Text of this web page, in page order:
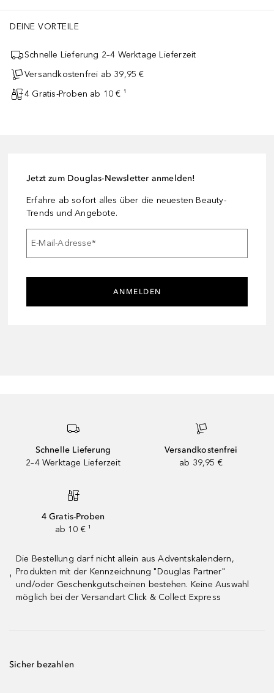
DEINE VORTEILE
Schnelle Lieferung 2–4 Werktage Lieferzeit
Versandkostenfrei ab 39,95 €
4 Gratis-Proben ab 10 € ¹
Jetzt zum Douglas-Newsletter anmelden!
Erfahre ab sofort alles über die neuesten Beauty-
Trends und Angebote.
E-Mail-Adresse*
ANMELDEN
Schnelle Lieferung
2–4 Werktage Lieferzeit
Versandkostenfrei
ab 39,95 €
4 Gratis-Proben
ab 10 € ¹
¹
Die Bestellung darf nicht allein aus Adventskalendern,
Produkten mit der Kennzeichnung "Douglas Partner"
und/oder Geschenkgutscheinen bestehen. Keine Auswahl
möglich bei der Versandart Click & Collect Express
Sicher bezahlen